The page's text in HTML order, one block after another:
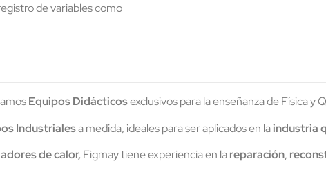
de variables como
Equipos Didácticosexclusivos para la enseñanza de Física y
Industrialesa medida, ideales para ser aplicados en laindustria
de calor, Figmay tiene experiencia en lareparación,